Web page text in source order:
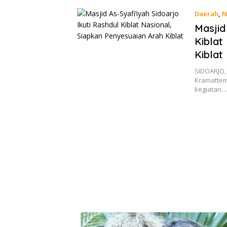
Daerah,
Kiblat
Kiblat
kegiatan…